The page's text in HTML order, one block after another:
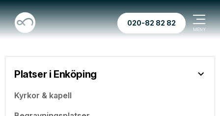
020-82 82 82
Platser i Enköping
Kyrkor & kapell